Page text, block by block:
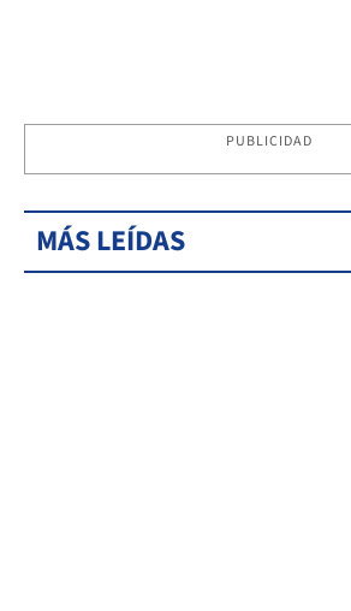
PUBLICIDAD
MÁS LEÍDAS